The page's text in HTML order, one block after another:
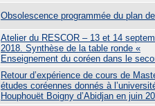
Obsolescence programmée du plan
Atelier du RESCOR – 13 et 14
2018. Synthèse de la table ronde «
Enseignement du coréen dans le
Retour d’expérience de cours de
études coréennes donnés à
Houphouët Boigny d’Abidjan en juin